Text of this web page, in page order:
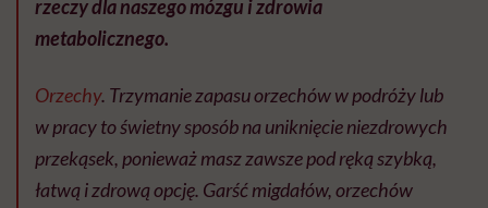
rzeczy dla naszego mózgu i zdrowia
metabolicznego.
Orzechy. Trzymanie zapasu orzechów w podróży lub
w pracy to świetny sposób na uniknięcie niezdrowych
przekąsek, ponieważ masz zawsze pod ręką szybką,
łatwą i zdrową opcję. Garść migdałów, orzechów